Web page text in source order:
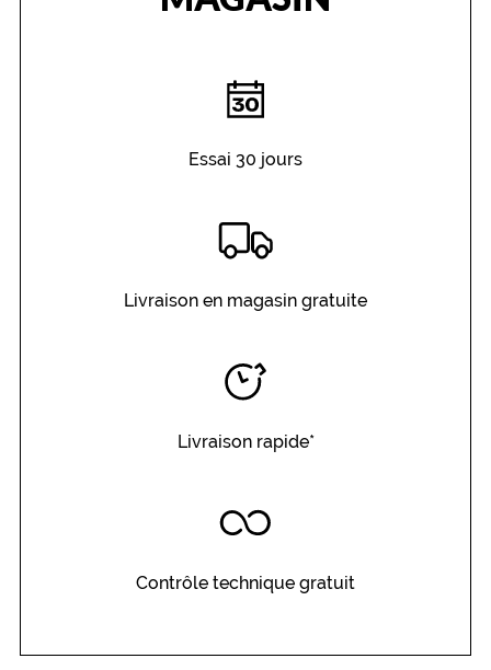
Essai 30 jours
Livraison en magasin gratuite
Livraison rapide*
Contrôle technique gratuit